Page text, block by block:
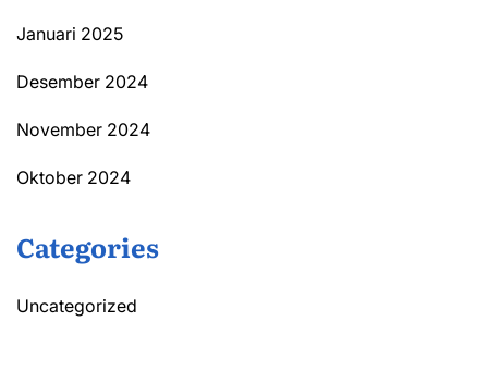
Januari 2025
Desember 2024
November 2024
Oktober 2024
Categories
Uncategorized